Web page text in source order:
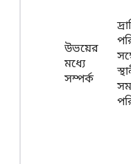
উভয়ের
মধ্যে
সম্পর্ক